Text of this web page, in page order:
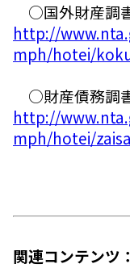
○国外財産調
http://
mph/hotei/
○財産債務調
http://
mph/hotei/
関連コンテンツ：